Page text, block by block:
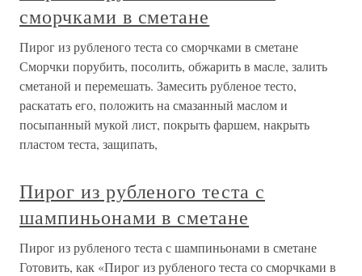
сморчками в сметане
Пирог из рубленого теста со сморчками в сметане
Сморчки порубить, посолить, обжарить в масле, залить
сметаной и перемешать. Замесить рубленое тесто,
раскатать его, положить на смазанный маслом и
посыпанный мукой лист, покрыть фаршем, накрыть
пластом теста, защипать,
Пирог из рубленого теста с
шампиньонами в сметане
Пирог из рубленого теста с шампиньонами в сметане
Готовить, как «Пирог из рубленого теста со сморчками в